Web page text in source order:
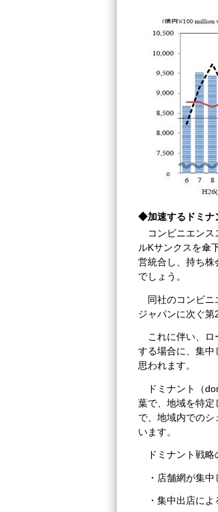
◆加速するドミナ
コンビニエン
ルKサンクスを傘
営統合し、持ち株
でしょう。
同社のコンビニ
ジャパンに次ぐ第
これに伴い、
する場合に、集中
思われます。
ドミナント（
葉で、地域を特定
で、地域内での
います。
ドミナント戦
・店舗網が集
・集中出店に